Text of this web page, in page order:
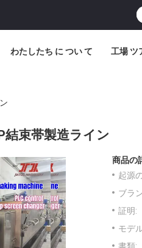
わたしたち に つい て 工場 ツ
結束帯製造ライン
商品の
起源
ブラ
証明:
モデ